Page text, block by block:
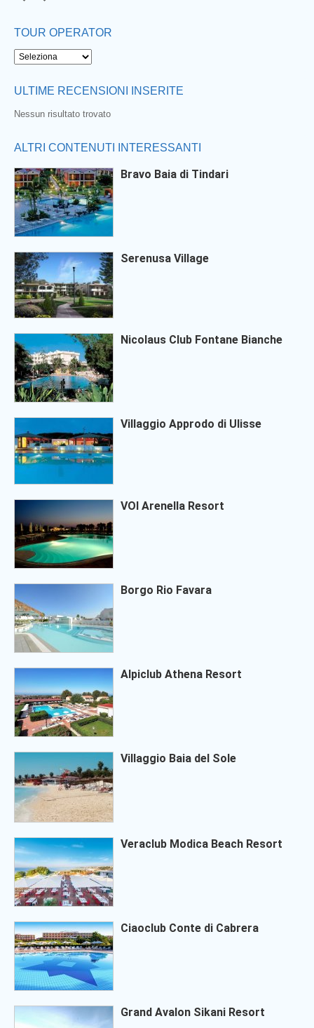
TOUR OPERATOR
ULTIME RECENSIONI INSERITE
Nessun risultato trovato
ALTRI CONTENUTI INTERESSANTI
Bravo Baia di Tindari
Serenusa Village
Nicolaus Club Fontane Bianche
Villaggio Approdo di Ulisse
VOI Arenella Resort
Borgo Rio Favara
Alpiclub Athena Resort
Villaggio Baia del Sole
Veraclub Modica Beach Resort
Ciaoclub Conte di Cabrera
Grand Avalon Sikani Resort